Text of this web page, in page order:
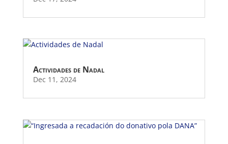
Actividades de Nadal
Dec 11, 2024